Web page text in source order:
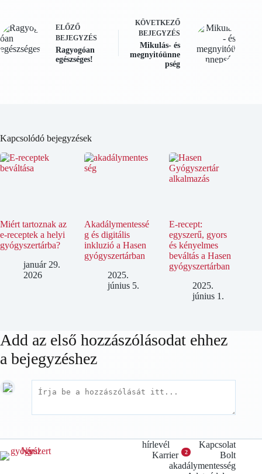
ELŐZŐ
BEJEGYZÉS
Ragyogóan
egészséges!
KÖVETKEZŐ
BEJEGYZÉS
Mikulás- és
megnyitóünne
pség
Kapcsolódó bejegyzések
Miért tartoznak az
e-receptek a helyi
gyógyszertárba?
január 29.
2026
Akadálymentessé
g és digitális
inkluzió a Hasen
gyógyszertárban
2025.
június 5.
E-recept:
egyszerű, gyors
és kényelmes
beváltás a Hasen
gyógyszertárban
2025.
június 1.
Add az első hozzászólásodat ehhez
a bejegyzéshez
hírlevél
Kapcsolat
Karrier
2
Bolt
akadálymentesség